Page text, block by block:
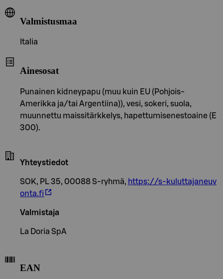
Valmistusmaa
Italia
Ainesosat
Punainen kidneypapu (muu kuin EU (Pohjois-
Amerikka ja/tai Argentiina)), vesi, sokeri, suola,
muunnettu maissitärkkelys, hapettumisenestoaine (E
300).
Yhteystiedot
SOK, PL 35, 00088 S-ryhmä, https://s-kuluttajaneuv
onta.fi
Valmistaja
La Doria SpA
EAN